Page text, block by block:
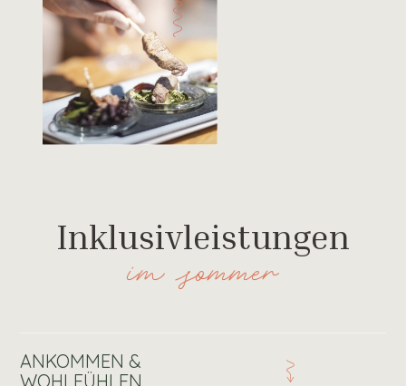
Inklusivleistungen
im sommer
ANKOMMEN &
WOHLFÜHLEN